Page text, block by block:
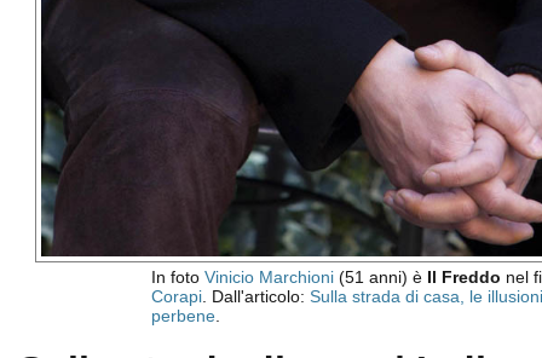
In foto Vinicio Marchioni(51 anni) è Il Freddo nel
Corapi. Dall'articolo: Sulla strada di casa, le
perbene.